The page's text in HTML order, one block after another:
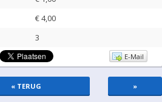
€4,00
3
E-Mail
« TERUG »